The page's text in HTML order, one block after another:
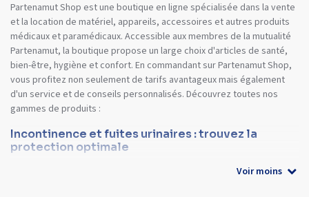
Partenamut Shop est une boutique en ligne spécialisée dans la vente
et la location de matériel, appareils, accessoires et autres produits
médicaux et paramédicaux. Accessible aux membres de la mutualité
Partenamut, la boutique propose un large choix d'articles de santé,
bien-être, hygiène et confort. En commandant sur Partenamut Shop,
vous profitez non seulement de tarifs avantageux mais également
d'un service et de conseils personnalisés. Découvrez toutes nos
gammes de produits :
Incontinence et fuites urinaires : trouvez la
protection optimale
Voir moins